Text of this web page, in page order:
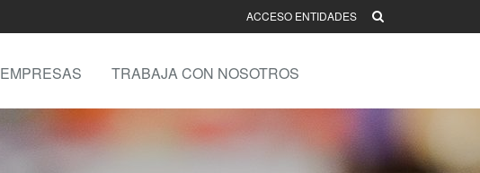
ACCESO ENTIDADES
EMPRESAS TRABAJA CON NOSOTROS